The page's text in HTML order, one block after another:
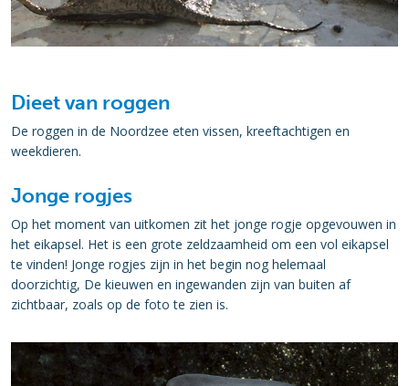
Dieet van roggen
De roggen in de Noordzee eten vissen, kreeftachtigen en
weekdieren.
Jonge rogjes
Op het moment van uitkomen zit het jonge rogje opgevouwen in
het eikapsel. Het is een grote zeldzaamheid om een vol eikapsel
te vinden! Jonge rogjes zijn in het begin nog helemaal
doorzichtig, De kieuwen en ingewanden zijn van buiten af
zichtbaar, zoals op de foto te zien is.